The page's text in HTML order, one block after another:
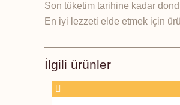
Son tüketim tarihine kadar
En iyi lezzeti elde etmek için
İlgili ürünler